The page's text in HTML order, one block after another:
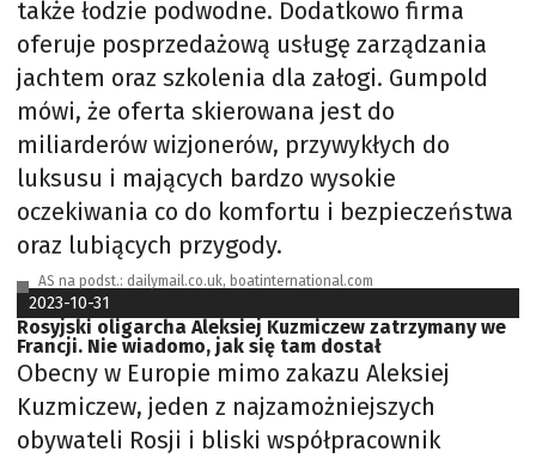
także łodzie podwodne. Dodatkowo firma
oferuje posprzedażową usługę zarządzania
jachtem oraz szkolenia dla załogi. Gumpold
mówi, że oferta skierowana jest do
miliarderów wizjonerów, przywykłych do
luksusu i mających bardzo wysokie
oczekiwania co do komfortu i bezpieczeństwa
oraz lubiących przygody.
AS na podst.: dailymail.co.uk, boatinternational.com
2023-10-31
Rosyjski oligarcha Aleksiej Kuzmiczew zatrzymany we
Francji. Nie wiadomo, jak się tam dostał
Obecny w Europie mimo zakazu Aleksiej
Kuzmiczew, jeden z najzamożniejszych
obywateli Rosji i bliski współpracownik